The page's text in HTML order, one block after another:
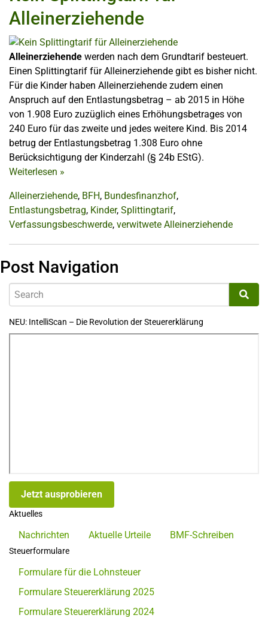
Alleinerziehende
Alleinerziehende werden nach dem Grundtarif besteuert.
Einen Splittingtarif für Alleinerziehende gibt es bisher nicht.
Für die Kinder haben Alleinerziehende zudem einen
Anspruch auf den Entlastungsbetrag – ab 2015 in Höhe
von 1.908 Euro zuzüglich eines Erhöhungsbetrages von
240 Euro für das zweite und jedes weitere Kind. Bis 2014
betrug der Entlastungsbetrag 1.308 Euro ohne
Berücksichtigung der Kinderzahl (§ 24b EStG).
Weiterlesen »
Alleinerziehende, BFH, Bundesfinanzhof,
Entlastungsbetrag, Kinder, Splittingtarif,
Verfassungsbeschwerde, verwitwete Alleinerziehende
Post Navigation
NEU: IntelliScan – Die Revolution der Steuererklärung
Jetzt ausprobieren
Aktuelles
Nachrichten Aktuelle Urteile BMF-Schreiben
Steuerformulare
Formulare für die Lohnsteuer
Formulare Steuererklärung 2025
Formulare Steuererklärung 2024